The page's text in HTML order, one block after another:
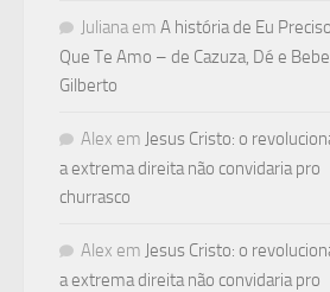
Juliana em A história de Eu
Que Te Amo – de Cazuza, Dé e
Gilberto
Alex em Jesus Cristo: o
a extrema direita não convidaria pro
churrasco
Alex em Jesus Cristo: o
a extrema direita não convidaria pro